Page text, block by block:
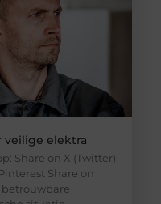
veilige elektra
Share on X (Twitter)
Share on
betrouwbare